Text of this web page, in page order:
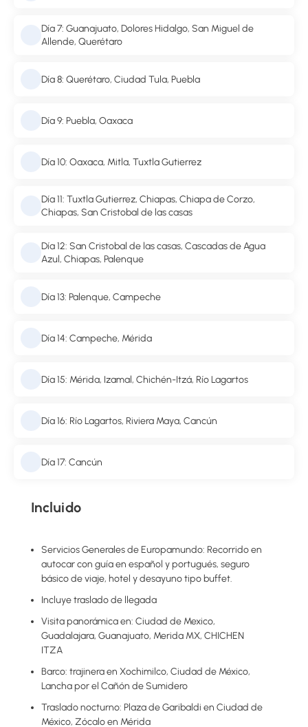
Día 7: Guanajuato, Dolores Hidalgo, San Miguel de
Allende, Querétaro
Día 8: Querétaro, Ciudad Tula, Puebla
Día 9: Puebla, Oaxaca
Día 10: Oaxaca, Mitla, Tuxtla Gutierrez
Día 11: Tuxtla Gutierrez, Chiapas, Chiapa de Corzo,
Chiapas, San Cristobal de las casas
Día 12: San Cristobal de las casas, Cascadas de Agua
Azul, Chiapas, Palenque
Día 13: Palenque, Campeche
Día 14: Campeche, Mérida
Día 15: Mérida, Izamal, Chichén-Itzá, Río Lagartos
Día 16: Río Lagartos, Riviera Maya, Cancún
Día 17: Cancún
Incluido
Servicios Generales de Europamundo: Recorrido en
autocar con guía en español y portugués, seguro
básico de viaje, hotel y desayuno tipo buffet.
Incluye traslado de llegada
Visita panorámica en: Ciudad de Mexico,
Guadalajara, Guanajuato, Merida MX, CHICHEN
ITZA
Barco: trajinera en Xochimilco, Ciudad de México,
Lancha por el Cañón de Sumidero
Traslado nocturno: Plaza de Garibaldi en Ciudad de
México, Zócalo en Mérida